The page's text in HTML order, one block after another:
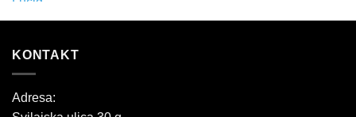
KONTAKT
Adresa: